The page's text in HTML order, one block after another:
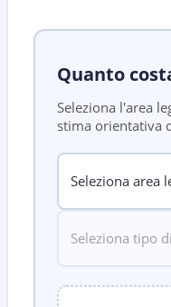
Quanto
Seleziona l'area
stima orientativa